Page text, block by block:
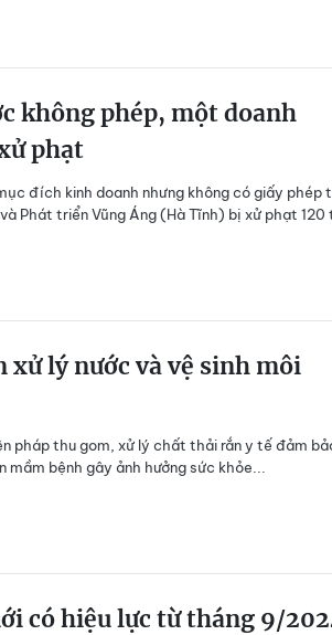
không phép, một doanh
phạt
đích kinh doanh nhưng không có giấy phép
Phát triển Vũng Áng (Hà Tĩnh) bị xử phạt 120
xử lý nước và vệ sinh môi
pháp thu gom, xử lý chất thải rắn y tế đảm
bệnh gây ảnh hưởng sức khỏe...
có hiệu lực từ tháng 9/